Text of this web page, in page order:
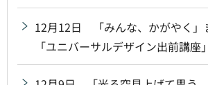
12月12日 「みんな、かがやく」
「ユニバーサルデザイン出前講座